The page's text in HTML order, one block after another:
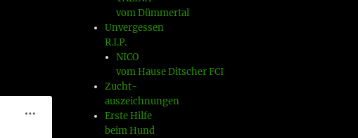
vom Dümmertal
Unvergessen
R.I.P.
NICO
vom Hause Ditscher FCI
Zucht-
auszeichnungen
Erste Hilfe
beim Hund